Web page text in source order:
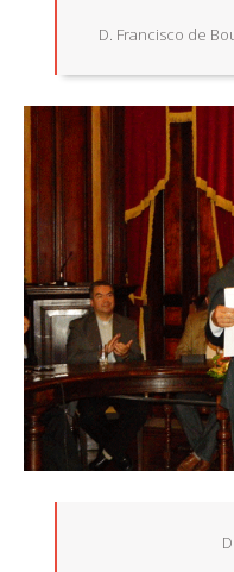
D. Francisco de